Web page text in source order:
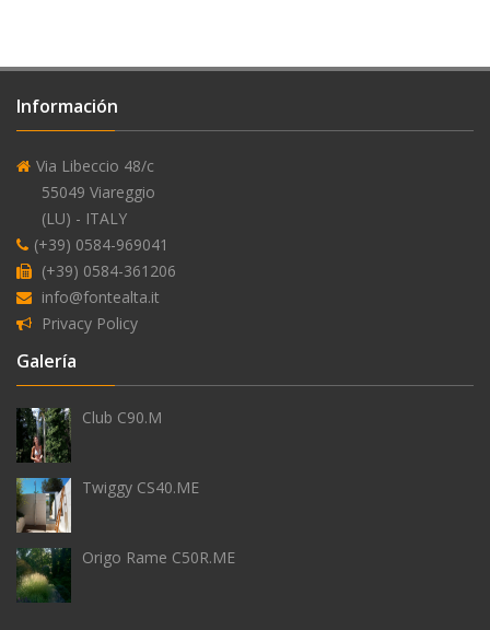
alimentación
externa
agua
antihielo
Información
Via Libeccio 48/c
55049 Viareggio
(LU) - ITALY
(+39) 0584-969041
(+39) 0584-361206
info@fontealta.it
Privacy Policy
Galería
Club C90.M
Twiggy CS40.ME
Origo Rame C50R.ME